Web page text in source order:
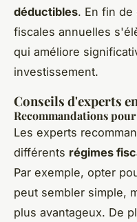
déductibles. En fin de
fiscales annuelles
qui améliore
investissement.
Conseils d'experts
Recommandations
Les experts
différents régimes
Par exemple, opter
peut sembler simple,
plus avantageux. De